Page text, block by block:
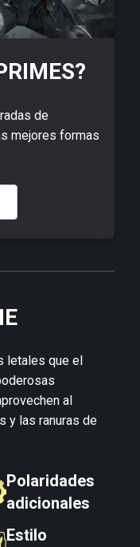
de
mejores formas
letales que el
al
y las ranuras de
Polaridades
adicionales
Estilo